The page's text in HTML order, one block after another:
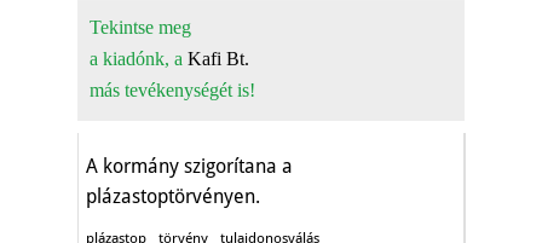
Tekintse meg
a kiadónk, a Kafi Bt.
más tevékenységét is!
tervezett
szigorítása?
A kormány szigorítana a
plázastoptörvényen.
plázastop törvény tulajdonosválás